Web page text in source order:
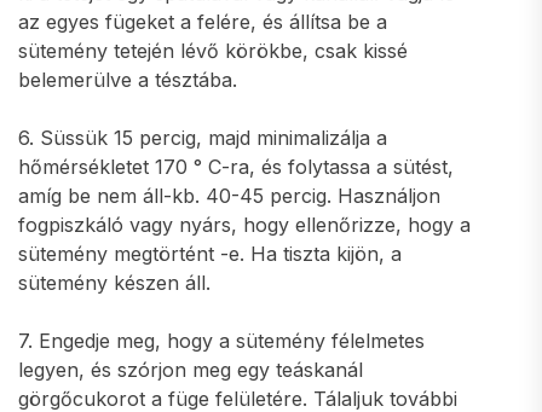
az egyes fügeket a felére, és állítsa be a
sütemény tetején lévő körökbe, csak kissé
belemerülve a tésztába.
6. Süssük 15 percig, majd minimalizálja a
hőmérsékletet 170 ° C-ra, és folytassa a sütést,
amíg be nem áll-kb. 40-45 percig. Használjon
fogpiszkáló vagy nyárs, hogy ellenőrizze, hogy a
sütemény megtörtént -e. Ha tiszta kijön, a
sütemény készen áll.
7. Engedje meg, hogy a sütemény félelmetes
legyen, és szórjon meg egy teáskanál
görgőcukorot a füge felületére. Tálaljuk további